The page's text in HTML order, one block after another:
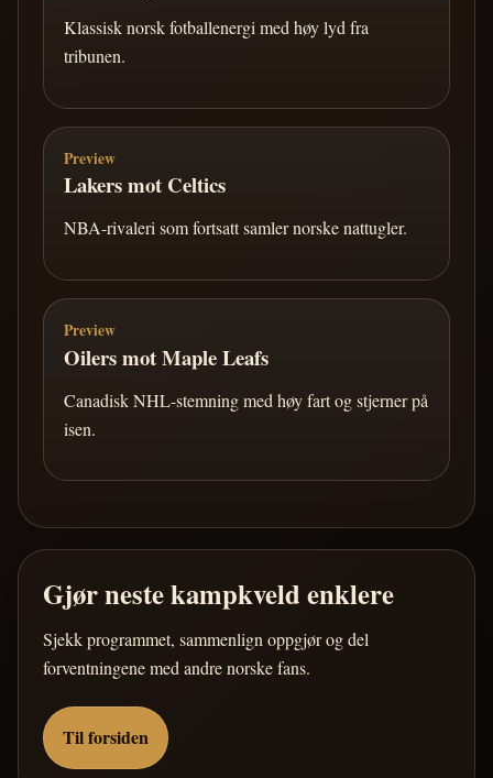
Klassisk norsk fotballenergi med høy lyd fra
tribunen.
Preview
Lakers mot Celtics
NBA-rivaleri som fortsatt samler norske nattugler.
Preview
Oilers mot Maple Leafs
Canadisk NHL-stemning med høy fart og stjerner på
isen.
Gjør neste kampkveld enklere
Sjekk programmet, sammenlign oppgjør og del
forventningene med andre norske fans.
Til forsiden